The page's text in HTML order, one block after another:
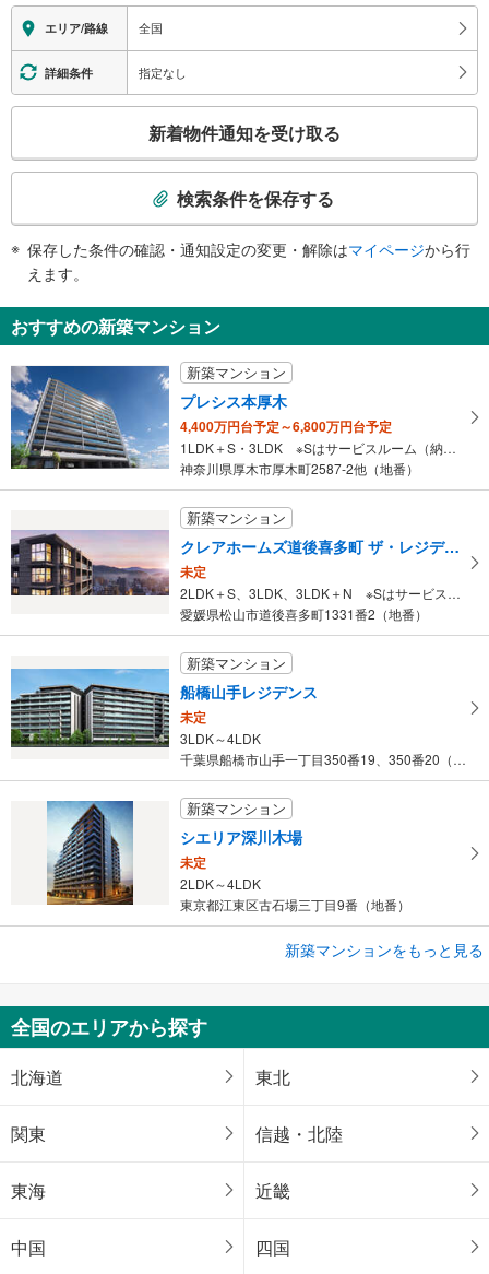
エリア/路線 全国
詳細条件 指定なし
検
知
を
け
取
る
・
を
マ
イ
ペ
に
保
存
す
新着物件通知を受け取る
検索条件を保存する
保存した条件の確認・通知設定の変更・解除はマイページから行
えます。
おすすめの新築マンション
新築マンション
プレシス本厚木
4,400万円台予定～6,800万円台予定
1LDK＋S・3LDK ※Sはサービスルーム（納戸）です。
神奈川県厚木市厚木町2587-2他（地番）
新築マンション
クレアホームズ道後喜多町 ザ・レジデンス
未定
2LDK＋S、3LDK、3LDK＋N ※Sはサービスルーム（納戸）です。 ※Nは納戸です。
愛媛県松山市道後喜多町1331番2（地番）
新築マンション
船橋山手レジデンス
未定
3LDK～4LDK
千葉県船橋市山手一丁目350番19、350番20（地番）
新築マンション
シエリア深川木場
未定
2LDK～4LDK
東京都江東区古石場三丁目9番（地番）
新築マンション
未定
2LDK・3LDK
福岡県糟屋郡新宮町緑ケ浜四丁目1402-6（地番）
新築マンションをもっと見る
全国のエリアから探す
北海道 東北
関東 信越・北陸
東海 近畿
中国 四国